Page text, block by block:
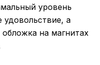
уровень
удовольствие, а
на магнитах